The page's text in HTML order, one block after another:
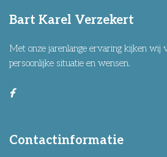
Bart Karel Verzekert
Met onze jarenlange ervaring kijken wij
persoonlijke situatie en wensen.
Contactinformatie